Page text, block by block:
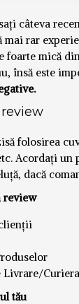
câteva
mai rar
foarte mică
însă este
folosirea
Acordați un
dacă
review
Livrare/
tău